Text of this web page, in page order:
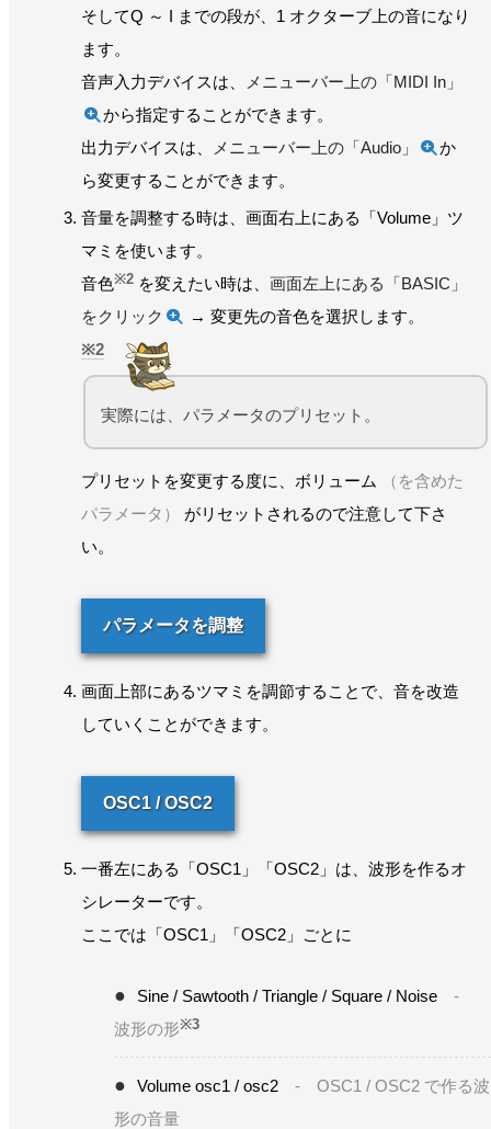
そしてQ ～ I までの段が、1 オクターブ上の音になり
ます。
音声入力デバイスは、
メニューバー上の「MIDI In」
から指定することができます。
出力デバイスは、
メニューバー上の「Audio」
か
ら変更することができます。
音量を調整する時は、画面右上にある「Volume」ツ
マミを使います。
音色※2 を変えたい時は、 画面左上にある「BASIC」
をクリック
→ 変更先の音色を選択します。
2
実際には、パラメータのプリセット。
プリセットを変更する度に、ボリューム
（を含めた
パラメータ）
がリセットされるので注意して下さ
い。
パラメータを調整
画面上部にあるツマミを調節することで、音を改造
していくことができます。
OSC1 / OSC2
一番左にある「OSC1」「OSC2」は、波形を作るオ
シレーターです。
ここでは「OSC1」「OSC2」ごとに
Sine / Sawtooth / Triangle / Square / Noise -
波形の形※3
Volume osc1 / osc2 - OSC1 / OSC2 で作る波
形の音量